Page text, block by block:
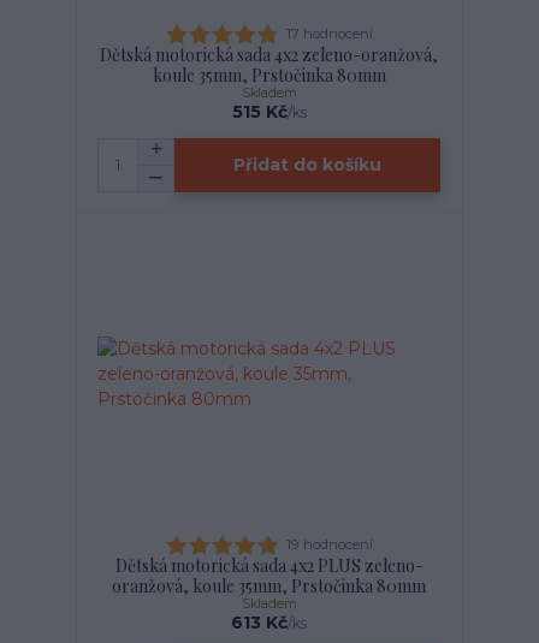
17 hodnocení
Dětská motorická sada 4x2 zeleno-oranžová,
koule 35mm, Prstočinka 80mm
515 Kč/ks
Skladem
Přidat do košíku
19 hodnocení
Dětská motorická sada 4x2 PLUS zeleno-
oranžová, koule 35mm, Prstočinka 80mm
613 Kč/ks
Skladem